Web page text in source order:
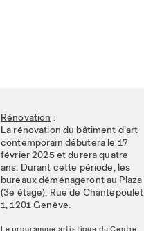
Rénovation :
La rénovation du bâtiment d'art
contemporain débutera le 17
février 2025 et durera quatre
ans. Durant cette période, les
bureaux déménageront au Plaza
(3e étage), Rue de Chantepoulet
1, 1201 Genève.